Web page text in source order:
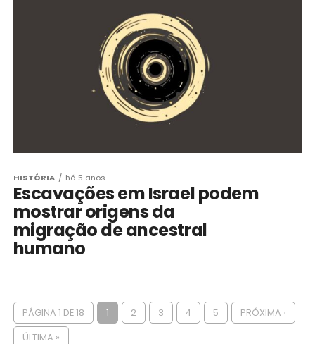
HISTÓRIA há 5 anos
Escavações em Israel podem
mostrar origens da
migração de ancestral
humano
PÁGINA 1 DE 18 1 2 3 4 5 PRÓXIMA ›
ÚLTIMA »